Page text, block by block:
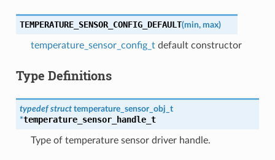
TEMPERATURE_SENSOR_CONFIG_DEFAULT(min, max)
temperature_sensor_config_tdefault constructor
Type Definitions
typedef struct temperature_sensor_obj_t
*temperature_sensor_handle_t
Type of temperature sensor driver handle.